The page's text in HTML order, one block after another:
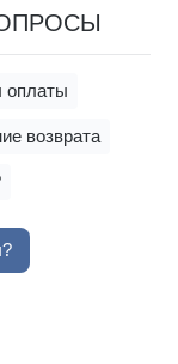
оплаты
возврата